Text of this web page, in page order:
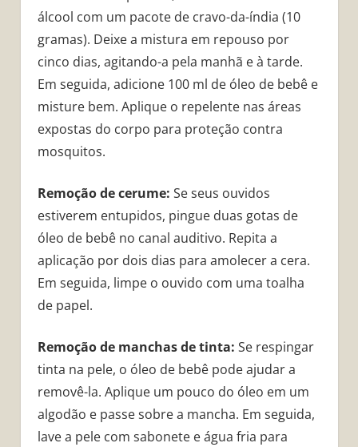
álcool com um pacote de cravo-da-índia (10
gramas). Deixe a mistura em repouso por
cinco dias, agitando-a pela manhã e à tarde.
Em seguida, adicione 100 ml de óleo de bebê e
misture bem. Aplique o repelente nas áreas
expostas do corpo para proteção contra
mosquitos.
Remoção de cerume: Se seus ouvidos
estiverem entupidos, pingue duas gotas de
óleo de bebê no canal auditivo. Repita a
aplicação por dois dias para amolecer a cera.
Em seguida, limpe o ouvido com uma toalha
de papel.
Remoção de manchas de tinta: Se respingar
tinta na pele, o óleo de bebê pode ajudar a
removê-la. Aplique um pouco do óleo em um
algodão e passe sobre a mancha. Em seguida,
lave a pele com sabonete e água fria para